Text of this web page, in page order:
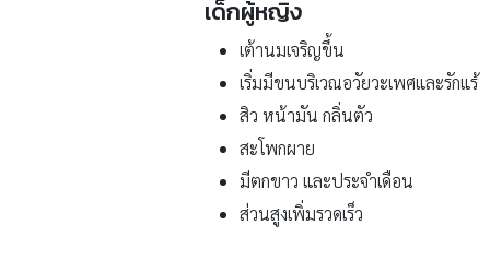
เด็กผู้หญิง
เต้านมเจริญขึ้น
เริ่มมีขนบริเวณอวัยวะเพศและรักแร้
สิว หน้ามัน กลิ่นตัว
สะโพกผาย
มีตกขาว และประจำเดือน
ส่วนสูงเพิ่มรวดเร็ว